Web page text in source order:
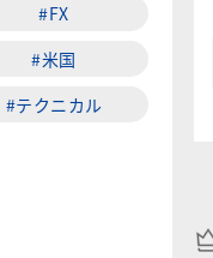
#FX
#米国
#テクニカル